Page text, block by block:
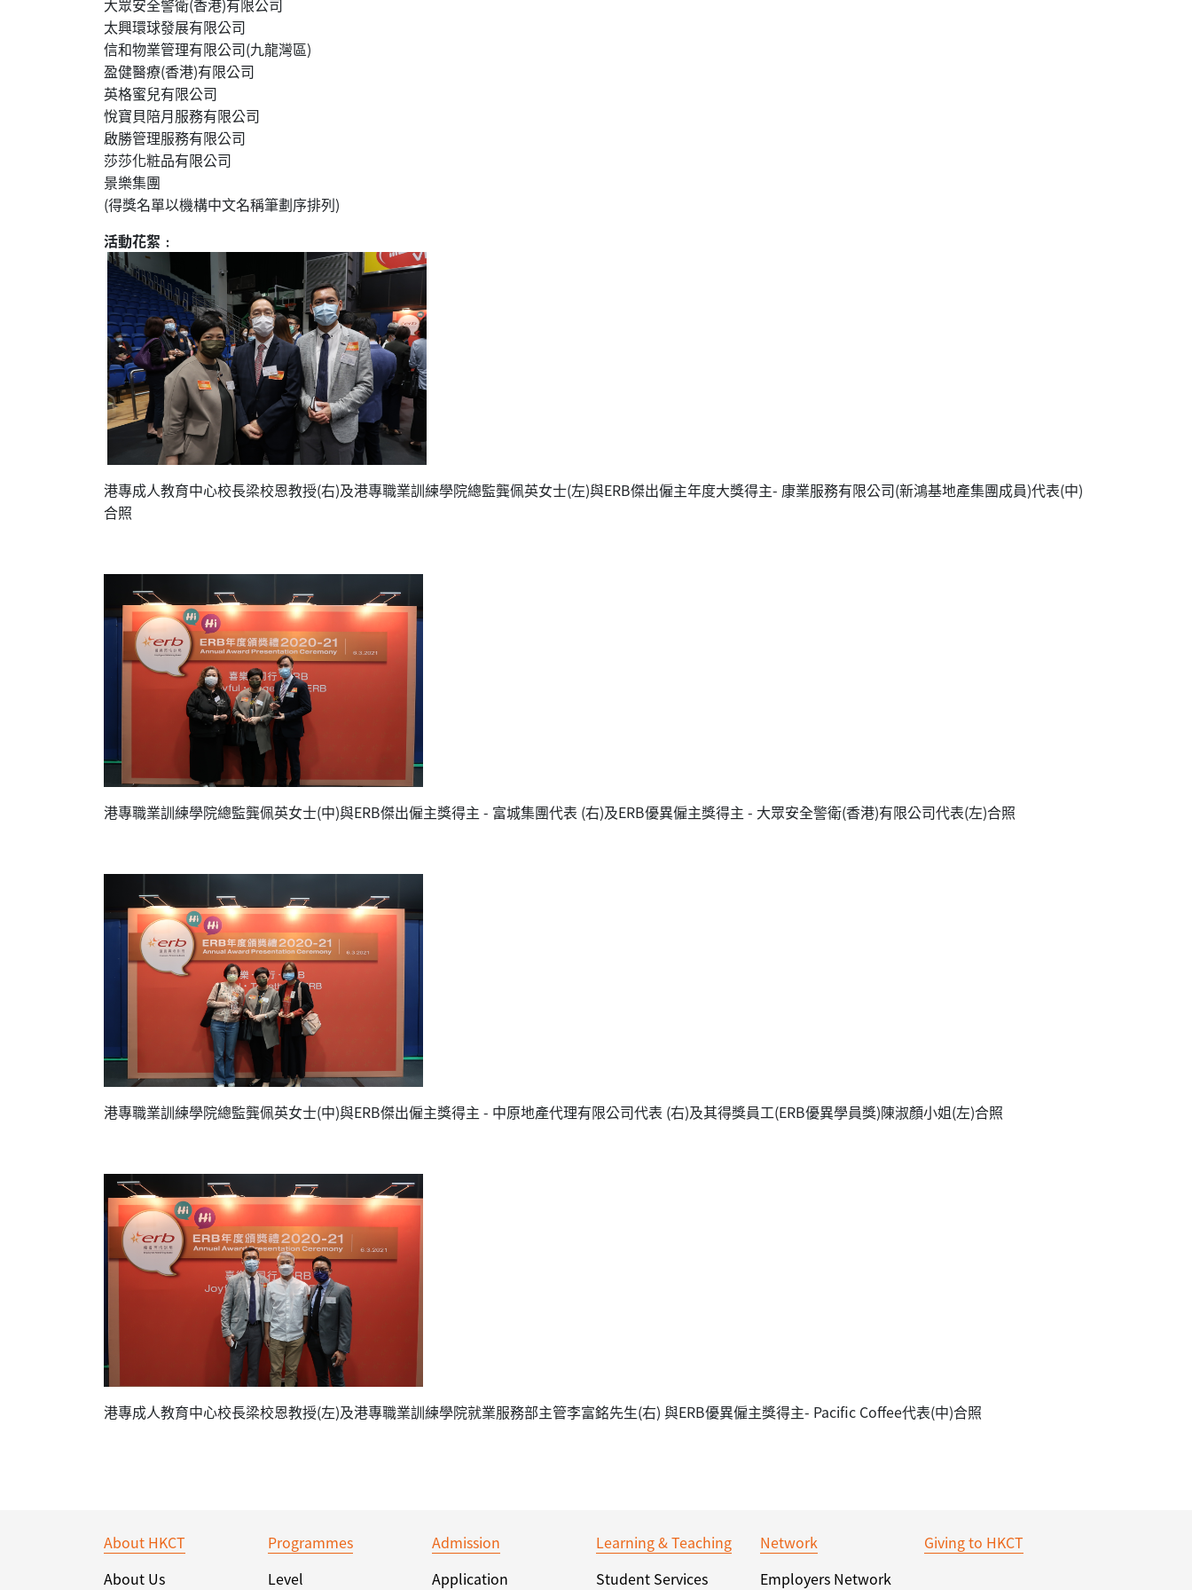
大眾安全警衛(香港)有限公司
太興環球發展有限公司
信和物業管理有限公司(九龍灣區)
盈健醫療(香港)有限公司
英格蜜兒有限公司
悅寶貝陪月服務有限公司
啟勝管理服務有限公司
莎莎化粧品有限公司
景樂集團
(得獎名單以機構中文名稱筆劃序排列)
活動花絮﹕
港專成人教育中心校長梁校恩教授(右)及港專職業訓練學院總監龔佩英女士(左)與ERB傑出僱主年度大獎得主- 康業服務有限公司(新鴻基地產集團成員)代表(中)
合照
港專職業訓練學院總監龔佩英女士(中)與ERB傑出僱主獎得主 - 富城集團代表 (右)及ERB優異僱主獎得主 - 大眾安全警衛(香港)有限公司代表(左)合照
港專職業訓練學院總監龔佩英女士(中)與ERB傑出僱主獎得主 - 中原地產代理有限公司代表 (右)及其得獎員工(ERB優異學員獎)陳淑顏小姐(左)合照
港專成人教育中心校長梁校恩教授(左)及港專職業訓練學院就業服務部主管李富銘先生(右) 與ERB優異僱主獎得主- Pacific Coffee代表(中)合照
About HKCT
About Us
Programmes
Level
Admission
Application
Learning & Teaching
Student Services
Network
Employers Network
Giving to HKCT